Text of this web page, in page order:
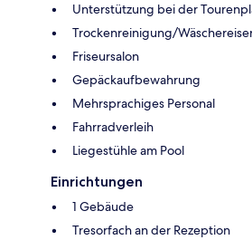
Unterstützung bei der
Trockenreinigung/
Friseursalon
Gepäckaufbewahrung
Mehrsprachiges Personal
Fahrradverleih
Liegestühle am Pool
Einrichtungen
1 Gebäude
Tresorfach an der Rezeption